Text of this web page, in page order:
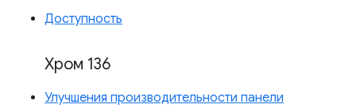
Доступность
Хром 136
Улучшения производительности панели